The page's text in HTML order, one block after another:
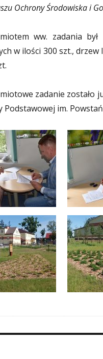
Ochrony Środowiska i
ww. zadania
w ilości 300 szt.,
zadanie zostało
Podstawowej im.